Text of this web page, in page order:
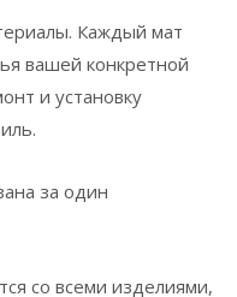
Каждый мат
вашей конкретной
и установку
за один
со всеми изделиями,